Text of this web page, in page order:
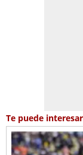
Te puede